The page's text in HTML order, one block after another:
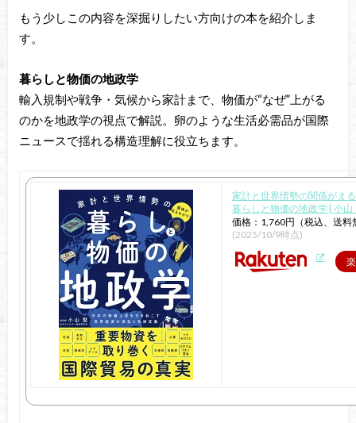
もう少しこの内容を深掘りしたい方向けの本を紹介しま
す。
暮らしと物価の地政学
輸入規制や戦争・気候から家計まで、物価が“なぜ”上がる
のかを地政学の視点で解説。卵のような生活必需品が国際
ニュースで揺れる構造理解に役立ちます。
家計と世界情勢の関係がま
暮らしと物価の地政学 [ 小
価格：1,760円（税込、送料
(2025/10/9時点)